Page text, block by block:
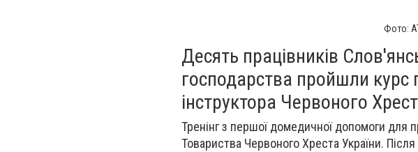
Фото:
Десять працівників
господарства пройшли
інструктора Червоного
Тренінг з першої домедичної допомоги для
Товариства Червоного Хреста України.